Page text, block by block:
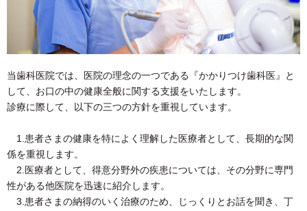
当歯科医院では、医院の理念の一つである『かかりつけ歯科医』と
して、お口の中の健康全般に関する支援をいたします。
診療に際して、以下の三つの方針を重視しています。
1.患者さまの健康を特によく理解した医療者として、長期的な関
係を重視します。
2.医療者として、得意分野外の疾患については、その分野に専門
性がある他医院を迅速に紹介します。
3.患者さまの納得のいく治療のため、じっくりとお話を聞き、丁